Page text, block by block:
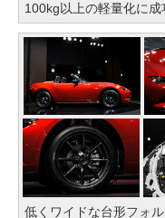
100kg以上の軽量化に成
低くワイドな台形フォ